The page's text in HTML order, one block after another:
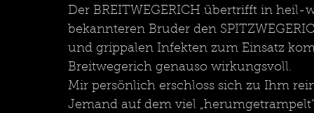
Der BREITWEGERICH übertrifft in
bekannteren Bruder den
und grippalen Infekten zum Einsatz
Breitwegerich genauso wirkungsvoll.
Mir persönlich erschloss sich zu Ihm
Jemand auf dem viel